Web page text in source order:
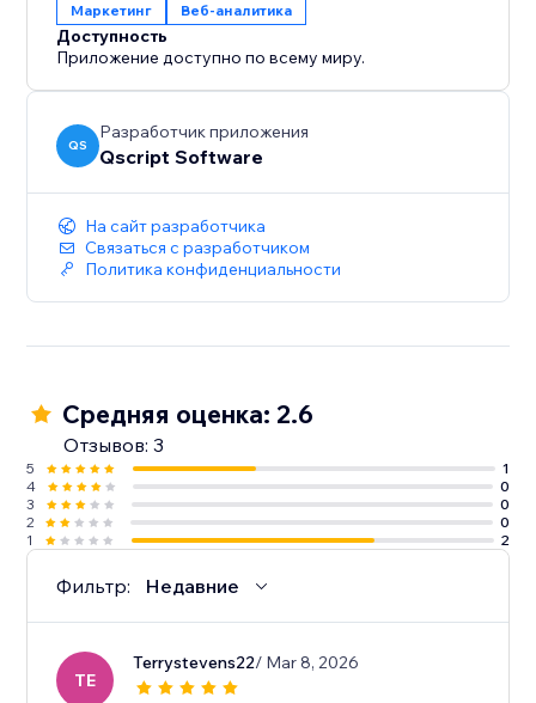
Маркетинг Веб-аналитика
Доступность
Приложение доступно по всему миру.
QS
Разработчик приложения
Qscript Software
На сайт разработчика
Связаться с разработчиком
Политика конфиденциальности
Средняя оценка: 2.6
Отзывов: 3
5
1
4
0
3
0
2
0
1
2
Фильтр: Недавние
TE
Terrystevens22/ Mar 8, 2026